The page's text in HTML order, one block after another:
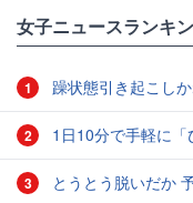
女子ニュースランキ
1 躁状態引き起こし
2 1日10分で手軽に「
3 とうとう脱いだか